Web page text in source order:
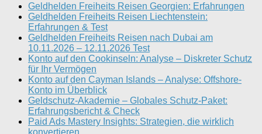
Geldhelden Freiheits Reisen Georgien: Erfahrungen
Geldhelden Freiheits Reisen Liechtenstein:
Erfahrungen & Test
Geldhelden Freiheits Reisen nach Dubai am
10.11.2026 – 12.11.2026 Test
Konto auf den Cookinseln: Analyse – Diskreter Schutz
für Ihr Vermögen
Konto auf den Cayman Islands – Analyse: Offshore-
Konto im Überblick
Geldschutz-Akademie – Globales Schutz-Paket:
Erfahrungsbericht & Check
Paid Ads Mastery Insights: Strategien, die wirklich
konvertieren